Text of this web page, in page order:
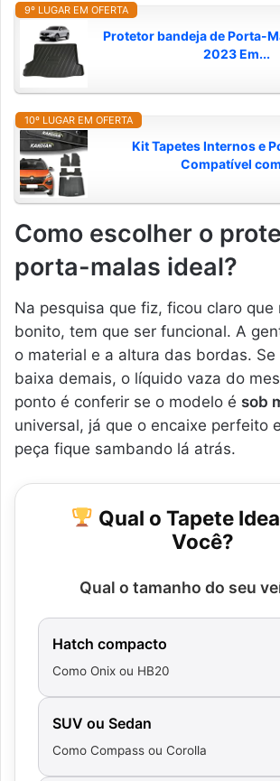
9º LUGAR EM OFERTA
Protetor bandeja de Porta-
2023 Em...
10º LUGAR EM OFERTA
Kit Tapetes Internos e
Compatível
Como escolher o
porta-malas ideal?
Na pesquisa que fiz, ficou claro
bonito, tem que ser funcional. A
o material e a altura das bordas.
baixa demais, o líquido vaza do
ponto é conferir se o modelo é sob
universal, já que o encaixe perfeito
peça fique sambando lá atrás.
Qual o Tapete
Você?
Qual o tamanho do seu
Hatch compacto
Como Onix ou HB20
SUV ou Sedan
Como Compass ou Corolla